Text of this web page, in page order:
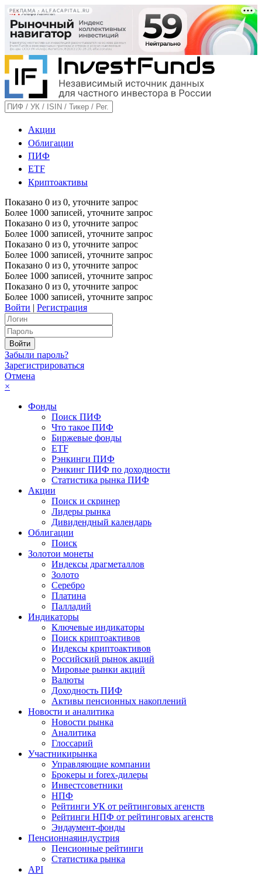
РЕКЛАМА • ALFACAPITAL.RU
Акции
Облигации
ПИФ
ETF
Криптоактивы
Показано 0 из 0, уточните запрос
Более 1000 записей, уточните запрос
Показано 0 из 0, уточните запрос
Более 1000 записей, уточните запрос
Показано 0 из 0, уточните запрос
Более 1000 записей, уточните запрос
Показано 0 из 0, уточните запрос
Более 1000 записей, уточните запрос
Показано 0 из 0, уточните запрос
Более 1000 записей, уточните запрос
Войти | Регистрация
Забыли пароль?
Зарегистрироваться
Отмена
×
Фонды
Поиск ПИФ
Что такое ПИФ
Биржевые фонды
ETF
Рэнкинги ПИФ
Рэнкинг ПИФ по доходности
Статистика рынка ПИФ
Акции
Поиск и скринер
Лидеры рынка
Дивидендный календарь
Облигации
Поиск
Золотои монеты
Индексы драгметаллов
Золото
Серебро
Платина
Палладий
Индикаторы
Ключевые индикаторы
Поиск криптоактивов
Индексы криптоактивов
Российский рынок акций
Мировые рынки акций
Валюты
Доходность ПИФ
Активы пенсионных накоплений
Новости и аналитика
Новости рынка
Аналитика
Глоссарий
Участникирынка
Управляющие компании
Брокеры и forex-дилеры
Инвестсоветники
НПФ
Рейтинги УК от рейтинговых агенств
Рейтинги НПФ от рейтинговых агенств
Эндаумент-фонды
Пенсионнаяиндустрия
Пенсионные рейтинги
Статистика рынка
API